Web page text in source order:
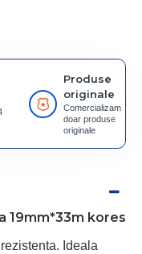
Produse
originale
Comercializam
doar produse
originale
19mm*33m kores
Ideala